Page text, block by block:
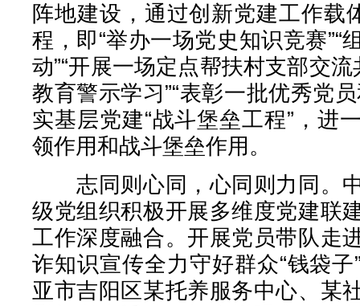
阵地建设，通过创新党建工作载
程，即“举办一场党史知识竞赛”“
动”“开展一场定点帮扶村支部交
教育警示学习”“表彰一批优秀党
实基层党建“战斗堡垒工程”，进
领作用和战斗堡垒作用。
志同则心同，心同则力同。
级党组织积极开展多维度党建联
工作深度融合。开展党员带队走
诈知识宣传全力守好群众“钱袋
亚市吉阳区某托养服务中心、某